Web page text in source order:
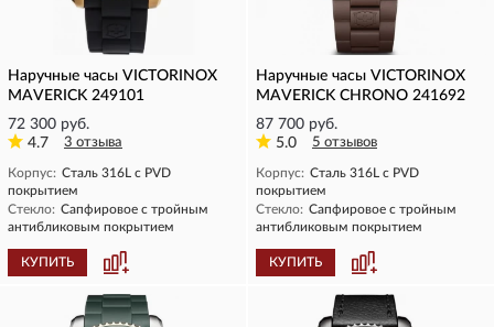
Наручные часы VICTORINOX
MAVERICK 249101
72 300 руб.
4.7
3 отзыва
Корпус: Сталь 316L с PVD
покрытием
Стекло: Сапфировое с тройным
антибликовым покрытием
КУПИТЬ
Наручные часы VICTORINOX
MAVERICK CHRONO 241692
87 700 руб.
5.0
5 отзывов
Корпус: Сталь 316L с PVD
покрытием
Стекло: Сапфировое с тройным
антибликовым покрытием
КУПИТЬ